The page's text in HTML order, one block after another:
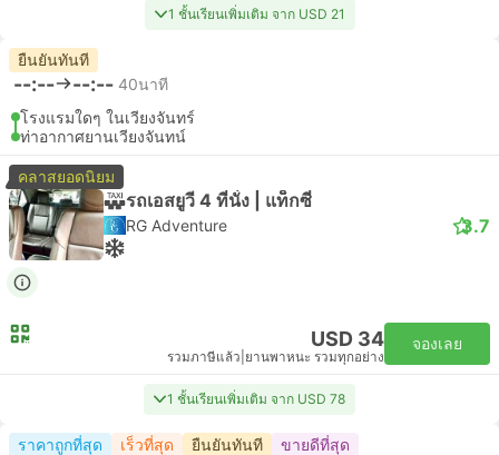
1 ชั้นเรียนเพิ่มเติม จาก USD 21
ยืนยันทันที
--:-- --:-- 40นาที
โรงแรมใดๆ ในเวียงจันทร์
ท่าอากาศยานเวียงจันทน์
คลาสยอดนิยม
รถเอสยูวี 4 ที่นั่ง | แท็กซี่
RG Adventure 3.7
USD 34
รวมภาษีแล้ว ยานพาหนะ รวมทุกอย่าง
จองเลย
1 ชั้นเรียนเพิ่มเติม จาก USD 78
ราคาถูกที่สุด เร็วที่สุด ยืนยันทันที ขายดีที่สุด